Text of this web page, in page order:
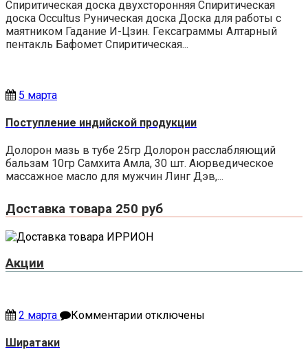
Спиритическая доска двухсторонняя Спиритическая
доска Occultus Руническая доска Доска для работы с
маятником Гадание И-Цзин. Гексаграммы Алтарный
пентакль Бафомет Спиритическая...
5 марта
Поступление индийской продукции
Долорон мазь в тубе 25гр Долорон расслабляющий
бальзам 10гр Самхита Амла, 30 шт. Аюрведическое
массажное масло для мужчин Линг Дэв,...
Доставка товара 250 руб
Акции
2 марта Комментариикотключены
Ширатаки